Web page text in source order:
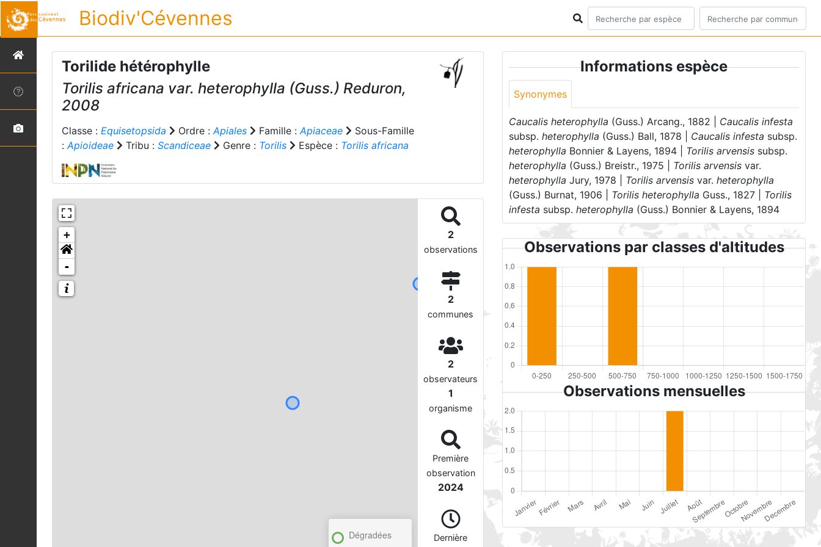
Biodiv'Cévennes
Torilide hétérophylle
Torilis africana var. heterophylla (Guss.) Reduron,
2008
Classe : Equisetopsida Ordre :Apiales Famille :Apiaceae
Sous-Famille
:Apioideae Tribu : Scandiceae Genre : Torilis Espèce : Torilis africana
+
-
Dégradées
2
observations
2
communes
2
observateurs
1
organisme
Première
observation
2024
Dernière
Informations espèce
Synonymes
Caucalis heterophylla (Guss.) Arcang., 1882 | Caucalis infesta
subsp. heterophylla (Guss.) Ball, 1878 | Caucalis infesta subsp.
heterophylla Bonnier & Layens, 1894 | Torilis arvensis subsp.
heterophylla (Guss.) Breistr., 1975 | Torilis arvensisvar.
heterophylla Jury, 1978 | Torilis arvensisvar. heterophylla
(Guss.) Burnat, 1906 | Torilis heterophylla Guss., 1827 | Torilis
infesta subsp. heterophylla (Guss.) Bonnier & Layens, 1894
Observations par classes d'altitudes
Observations mensuelles